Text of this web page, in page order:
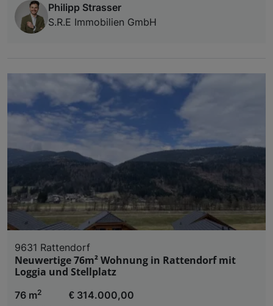
Philipp Strasser
S.R.E Immobilien GmbH
9631 Rattendorf
Neuwertige 76m² Wohnung in Rattendorf mit
Loggia und Stellplatz
76 m2
€ 314.000,00